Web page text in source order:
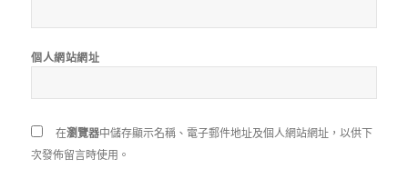
個人網站網址
在瀏覽器中儲存顯示名稱、電子郵件地址及個人網站網址，以供下
次發佈留言時使用。